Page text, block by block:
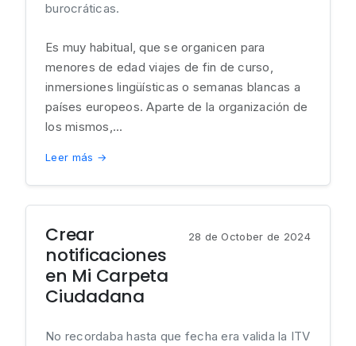
burocráticas.
Es muy habitual, que se organicen para
menores de edad viajes de fin de curso,
inmersiones lingüísticas o semanas blancas a
países europeos. Aparte de la organización de
los mismos,...
Leer más →
Crear
notificaciones
en Mi Carpeta
Ciudadana
28 de October de 2024
No recordaba hasta que fecha era valida la ITV